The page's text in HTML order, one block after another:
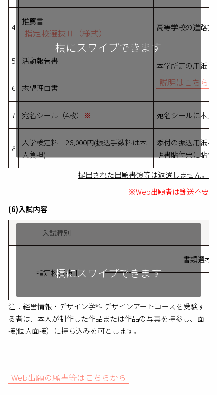
4
推薦書
指定校選抜Ⅱ（様式） 高等学校の進路
5 活動報告書 本学所定の用紙
説明はこちら
6 志望理由書
7 宛名シール（4枚） ※ 宛名シールに本
8
入学検定料 26,000円(振込手数料は本
人負担)
添付の振込用紙
明書貼付票に貼
提出された出願書類等は返還しません。
※Web出願者は郵送不要
(6)入試内容
入試種別
指定校選抜II
書類選考
注：経営情報・デザイン学科 デザインアートコースを受験す
る者は、本人が制作した作品または作品の写真を持参し、面
接(個人面接）に持ち込みを可とします。
Web出願の願書等はこちらから
横にスワイプできます